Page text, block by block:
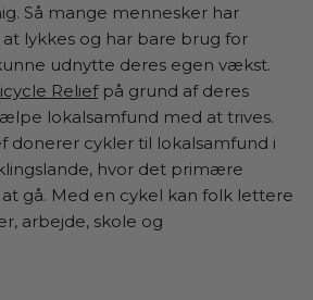
Så mange mennesker har
lykkes og har bare brug for
udnytte deres egen vækst.
Reliefpå grund af deres
lokalsamfund med at trives.
donerer cykler til lokalsamfund i
hvor det primære
gå. Med en cykel kan folk lettere
arbejde, skole og